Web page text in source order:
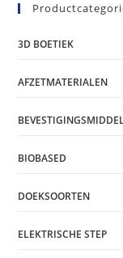
3D BOETIEK
AFZETMATERIALEN
BIOBASED
DOEKSOORTEN
ELEKTRISCHE STEP